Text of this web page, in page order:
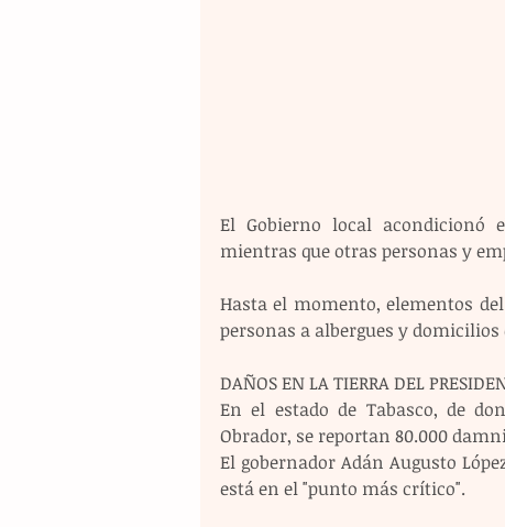
El Gobierno local acondicionó
mientras que otras personas y
Hasta el momento, elementos
personas a albergues y
DAÑOS EN LA TIERRA DEL
En el estado de Tabasco, de
Obrador, se reportan 80.000
El gobernador Adán Augusto
está en el "punto más crítico".